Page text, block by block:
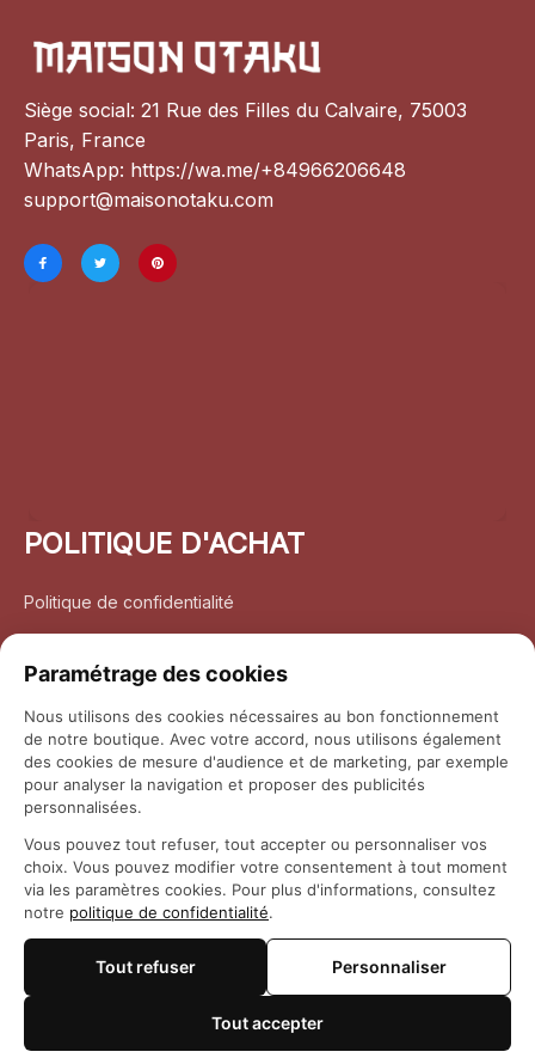
Siège social: 21 Rue des Filles du Calvaire, 75003
Paris, France
WhatsApp: https://wa.me/+84966206648
support@maisonotaku.com
POLITIQUE D'ACHAT
Politique de confidentialité
Politique de retour et remboursement
Coordonnées
Questions fréquemment posées
© 2026 Maison Otaku
Paramétrage des cookies
Nous utilisons des cookies nécessaires au bon fonctionnement
de notre boutique. Avec votre accord, nous utilisons également
des cookies de mesure d'audience et de marketing, par exemple
pour analyser la navigation et proposer des publicités
personnalisées.
Vous pouvez tout refuser, tout accepter ou personnaliser vos
choix. Vous pouvez modifier votre consentement à tout moment
via les paramètres cookies. Pour plus d'informations, consultez
notre politique de confidentialité.
Tout refuser Personnaliser
Tout accepter